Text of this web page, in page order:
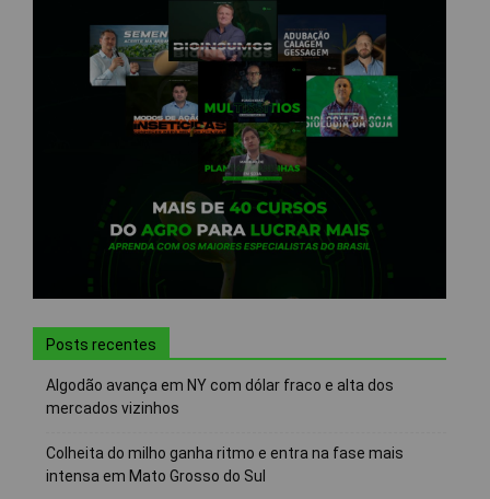
Posts recentes
Algodão avança em NY com dólar fraco e alta dos
mercados vizinhos
Colheita do milho ganha ritmo e entra na fase mais
intensa em Mato Grosso do Sul